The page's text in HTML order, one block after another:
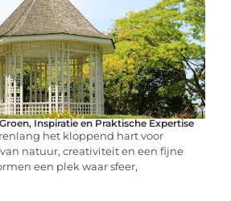
Inspiratie en Praktische Expertise
het kloppend hart voor
natuur, creativiteit en een fijne
een plek waar sfeer,